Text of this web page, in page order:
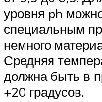
уровня ph
специальным
немного
Средняя
должна быть в
+20 градусов.